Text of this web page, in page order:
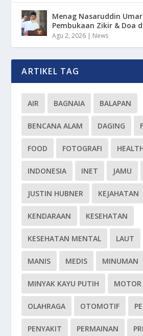
Menag Nasaruddin
Pembukaan Zikir & Doa
Agu 2, 2026 | News
ARTIKEL TAG
AIR BAGNAIA BALAPAN
BENCANA ALAM DAGING
FOOD FOTOGRAFI
INDONESIA INET JAMU
JUSTIN HUBNER KEJAHATAN
KENDARAAN KESEHATAN
KESEHATAN MENTAL LAUT
MANIS MEDIS MINUMAN
MINYAK KAYU PUTIH MOTOR
OLAHRAGA OTOMOTIF
PENYAKIT PERMAINAN